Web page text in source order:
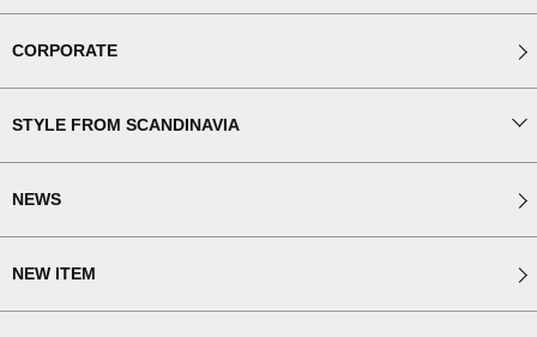
CORPORATE
STYLE FROM SCANDINAVIA
NEWS
NEW ITEM